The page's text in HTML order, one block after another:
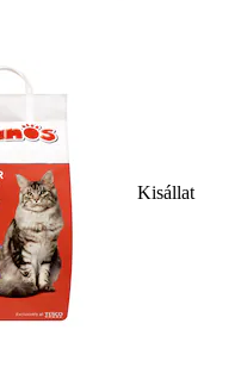
Kisállat